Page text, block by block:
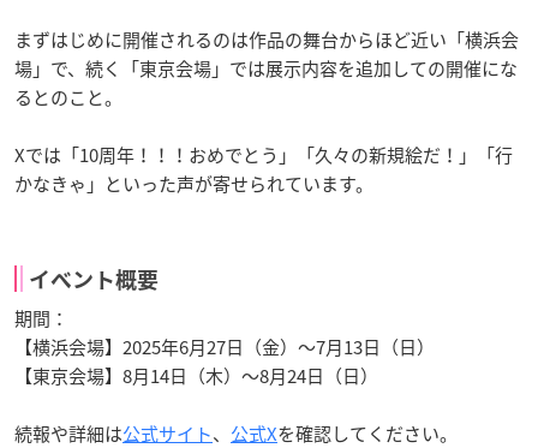
まずはじめに開催されるのは作品の舞台からほど近い「横浜会
場」で、続く「東京会場」では展示内容を追加しての開催にな
るとのこと。
Xでは「10周年！！！おめでとう」「久々の新規絵だ！」「行
かなきゃ」といった声が寄せられています。
イベント概要
期間：
【横浜会場】2025年6月27日（金）～7月13日（日）
【東京会場】8月14日（木）～8月24日（日）
続報や詳細は公式サイト、 公式Xを確認してください。